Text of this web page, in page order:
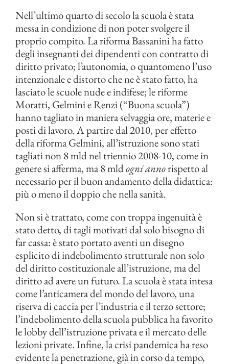
Nell’ultimo quarto di secolo la scuola è stata
messa in condizione di non poter svolgere il
proprio compito. La riforma Bassanini ha fatto
degli insegnanti dei dipendenti con contratto di
diritto privato; l’autonomia, o quantomeno l’uso
intenzionale e distorto che ne è stato fatto, ha
lasciato le scuole nude e indifese; le riforme
Moratti, Gelmini e Renzi (“Buona scuola”)
hanno tagliato in maniera selvaggia ore, materie e
posti di lavoro. A partire dal 2010, per effetto
della riforma Gelmini, all’istruzione sono stati
tagliati non 8 mld nel triennio 2008-10, come in
genere si afferma, ma 8 mldogni annorispetto al
necessario per il buon andamento della didattica:
più o meno il doppio che nella sanità.
Non si è trattato, come con troppa ingenuità è
stato detto, di tagli motivati dal solo bisogno di
far cassa: è stato portato aventi un disegno
esplicito di indebolimento strutturale non solo
del diritto costituzionale all’istruzione, ma del
diritto ad avere un futuro. La scuola è stata intesa
come l’anticamera del mondo del lavoro, una
riserva di caccia per l’industria e il terzo settore;
l’indebolimento della scuola pubblica ha favorito
le lobby dell’istruzione privata e il mercato delle
lezioni private. Infine, la crisi pandemica ha reso
evidente la penetrazione, già in corso da tempo,